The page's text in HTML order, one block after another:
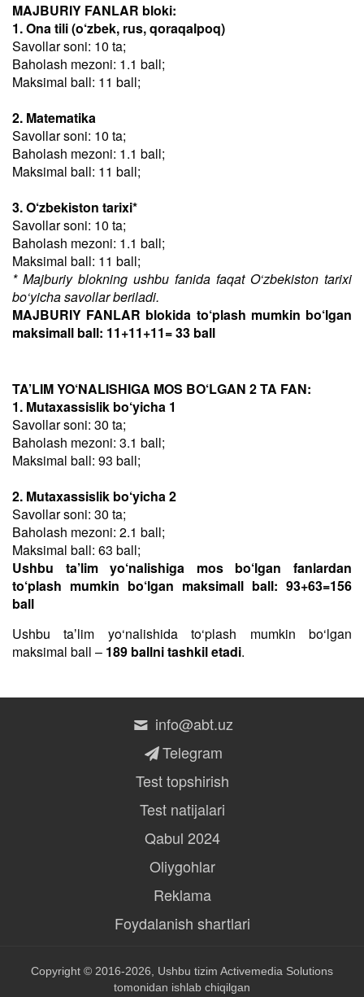
MAJBURIY FANLAR bloki:
1. Ona tili (o‘zbek, rus, qoraqalpoq)
Savollar soni: 10 ta;
Baholash mezoni: 1.1 ball;
Maksimal ball: 11 ball;
2. Matematika
Savollar soni: 10 ta;
Baholash mezoni: 1.1 ball;
Maksimal ball: 11 ball;
3. O‘zbekiston tarixi*
Savollar soni: 10 ta;
Baholash mezoni: 1.1 ball;
Maksimal ball: 11 ball;
* Majburiy blokning ushbu fanida faqat O‘zbekiston tarixi
bo‘yicha savollar beriladi.
MAJBURIY FANLAR blokida to‘plash mumkin bo‘lgan
maksimall ball: 11+11+11= 33 ball
TA’LIM YO‘NALISHIGA MOS BO‘LGAN 2 TA FAN:
1. Mutaxassislik bo‘yicha 1
Savollar soni: 30 ta;
Baholash mezoni: 3.1 ball;
Maksimal ball: 93 ball;
2. Mutaxassislik bo‘yicha 2
Savollar soni: 30 ta;
Baholash mezoni: 2.1 ball;
Maksimal ball: 63 ball;
Ushbu ta’lim yo‘nalishiga mos bo‘lgan fanlardan
to‘plash mumkin bo‘lgan maksimall ball: 93+63=156
ball
Ushbu taʼlim yo‘nalishida to‘plash mumkin bo‘lgan
maksimal ball – 189 ballni tashkil etadi.
info@abt.uz
Telegram
Test topshirish
Test natijalari
Qabul 2024
Oliygohlar
Reklama
Foydalanish shartlari
Copyright © 2016-2026, Ushbu tizim Activemedia Solutions
tomonidan ishlab chiqilgan